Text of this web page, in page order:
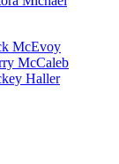
McEvoy
McCaleb
Haller